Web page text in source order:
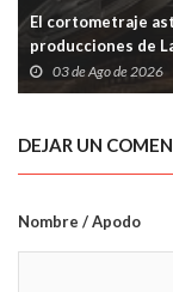
El cortometraje
producciones de
03 de Ago de 2026
DEJAR UN
Nombre / Apodo